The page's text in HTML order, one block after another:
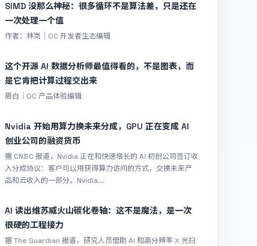
SIMD 没那么神秘：很多循环不是算法差，只是还在
一次处理一个值
作者：林岚｜OC 开发者生态编辑
这个开源 AI 数据分析师最值得看的，不是图表，而
是它肯把计算过程交出来
周白｜OC 产品体验编辑
Nvidia 开始用算力换未来分成，GPU 正在变成 AI
创业公司的融资货币
据 CNBC 报道，Nvidia 正在和快速增长的 AI 初创公司签订收
入分成协议：客户可以用获得算力访问的方式，交换未来产
品和云收入的一部分。Nvidia...
AI 读出维苏威火山碳化卷轴：这不是魔法，是一次
很硬的工程接力
据 The Guardian 报道，研究人员借助 AI 和高分辨率 X 光扫